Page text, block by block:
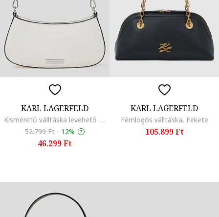
KARL LAGERFELD
Kisméretű válltáska levehető pánttal, Krémszín
52.799 Ft - 12%
46.299 Ft
KARL LAGERFELD
Fémlogós válltáska, Fekete
105.899 Ft